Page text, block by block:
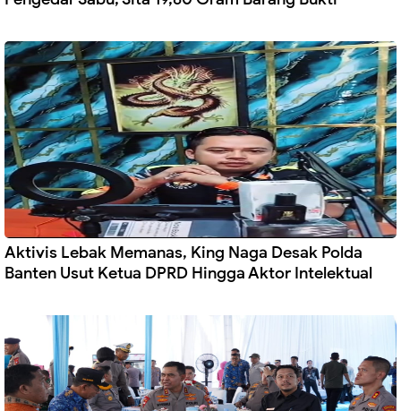
Aktivis Lebak Memanas, King Naga Desak Polda
Banten Usut Ketua DPRD Hingga Aktor Intelektual